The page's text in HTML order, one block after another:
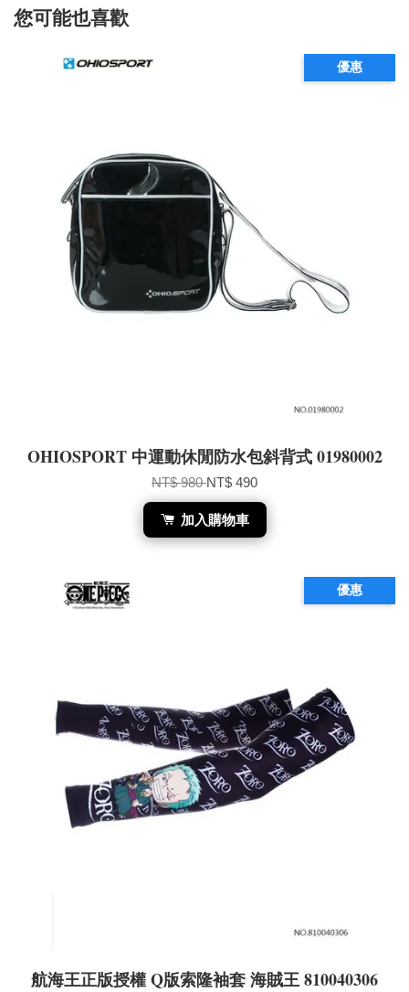
您可能也喜歡
優惠
OHIOSPORT 中運動休閒防水包斜背式 01980002
NT$ 980NT$ 490
加入購物車
優惠
航海王正版授權 Q版索隆袖套 海賊王 810040306